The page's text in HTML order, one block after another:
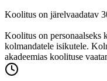
Koolitus on järelvaadatav
Koolitus on personaalseks
kolmandatele isikutele.
akadeemias koolituse